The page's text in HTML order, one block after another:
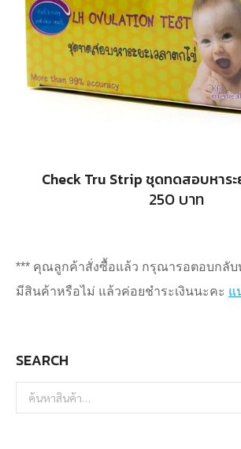
Check Tru Strip ชุดทดสอบหาระ
250 บาท
*** คุณลูกค้าสั่งซื้อแล้ว กรุณารอตอบกลับ
มีสินค้าหรือไม่ แล้วค่อยชำระเงินนะคะ แ
SEARCH